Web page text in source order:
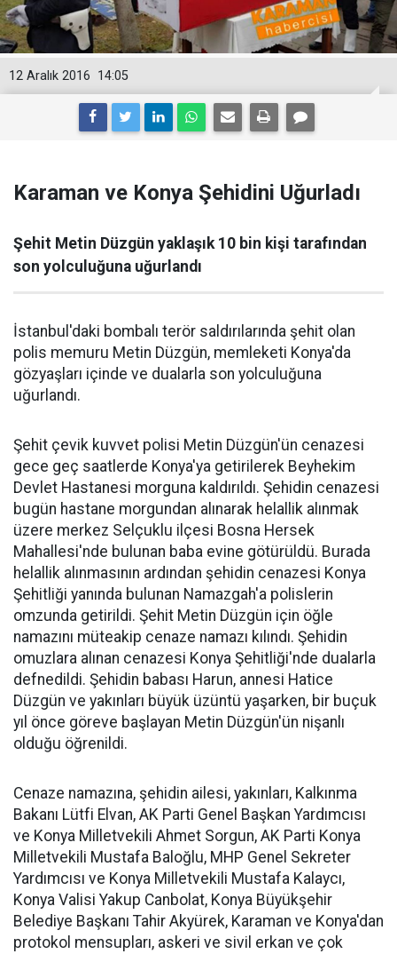
14:05
12 Aralık 2016
Karaman ve Konya Şehidini Uğurladı
Şehit Metin Düzgün yaklaşık 10 bin kişi tarafından
son yolculuğuna uğurlandı
İstanbul'daki bombalı terör saldırılarında şehit olan
polis memuru Metin Düzgün, memleketi Konya'da
gözyaşları içinde ve dualarla son yolculuğuna
uğurlandı.
Şehit çevik kuvvet polisi Metin Düzgün'ün cenazesi
gece geç saatlerde Konya'ya getirilerek Beyhekim
Devlet Hastanesi morguna kaldırıldı. Şehidin cenazesi
bugün hastane morgundan alınarak helallik alınmak
üzere merkez Selçuklu ilçesi Bosna Hersek
Mahallesi'nde bulunan baba evine götürüldü. Burada
helallik alınmasının ardından şehidin cenazesi Konya
Şehitliği yanında bulunan Namazgah'a polislerin
omzunda getirildi. Şehit Metin Düzgün için öğle
namazını müteakip cenaze namazı kılındı. Şehidin
omuzlara alınan cenazesi Konya Şehitliği'nde dualarla
defnedildi. Şehidin babası Harun, annesi Hatice
Düzgün ve yakınları büyük üzüntü yaşarken, bir buçuk
yıl önce göreve başlayan Metin Düzgün'ün nişanlı
olduğu öğrenildi.
Cenaze namazına, şehidin ailesi, yakınları, Kalkınma
Bakanı Lütfi Elvan, AK Parti Genel Başkan Yardımcısı
ve Konya Milletvekili Ahmet Sorgun, AK Parti Konya
Milletvekili Mustafa Baloğlu, MHP Genel Sekreter
Yardımcısı ve Konya Milletvekili Mustafa Kalaycı,
Konya Valisi Yakup Canbolat, Konya Büyükşehir
Belediye Başkanı Tahir Akyürek, Karaman ve Konya'dan
protokol mensupları, askeri ve sivil erkan ve çok